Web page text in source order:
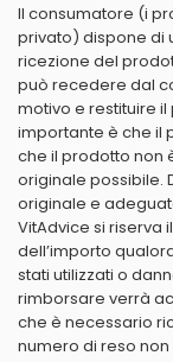
Il consumatore (i
privato) dispone di
ricezione del
può recedere dal
motivo e restituire
importante è che il
che il prodotto non
originale possibile.
originale e
VitAdvice si riserva
dell’importo
stati utilizzati o
rimborsare verrà
che è necessario
numero di reso